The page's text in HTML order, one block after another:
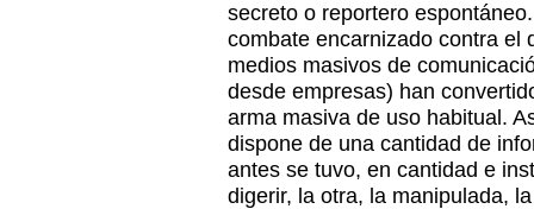
secreto o reportero
combate encarnizado contra el
medios masivos de
desde empresas) han
arma masiva de uso habitual.
dispone de una cantidad de
antes se tuvo, en cantidad e
digerir, la otra, la manipulada,